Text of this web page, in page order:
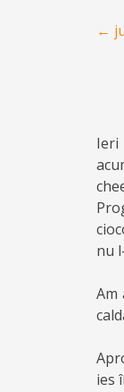
←
Ieri
nu
Am
ies